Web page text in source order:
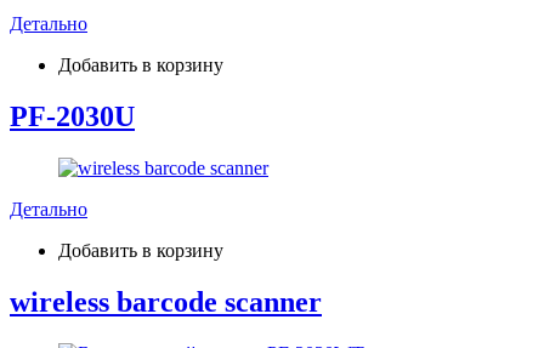
Детально
Добавить в корзину
PF-2030U
Детально
Добавить в корзину
wireless barcode scanner